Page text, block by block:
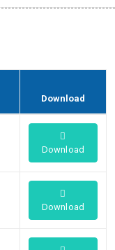
Download
Download
Download